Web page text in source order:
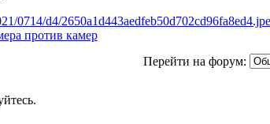
0714/d4/
против камер
Перейти на форум: